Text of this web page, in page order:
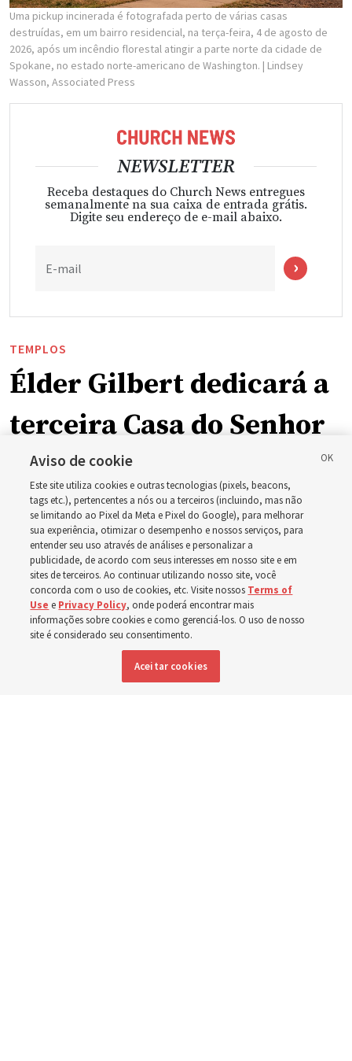
Uma pickup incinerada é fotografada perto de várias casas
destruídas, em um bairro residencial, na terça-feira, 4 de agosto de
2026, após um incêndio florestal atingir a parte norte da cidade de
Spokane, no estado norte-americano de Washington. | Lindsey
Wasson, Associated Press
NEWSLETTER
Receba destaques do Church News entregues
semanalmente na sua caixa de entrada grátis.
Digite seu endereço de e-mail abaixo.
E-mail
TEMPLOS
Élder Gilbert dedicará a
terceira Casa do Senhor
em Wyoming
A dedicação do Templo Cody Wyoming em outubro será
a primeira realizada por Élder Clark G. Gilbert
7 agosto 2026, 2:40 p.m. MDT Compartilhar
Aviso de cookie
Este site utiliza cookies e outras tecnologias (pixels, beacons,
tags etc.), pertencentes a nós ou a terceiros (incluindo, mas não
se limitando ao Pixel da Meta e Pixel do Google), para melhorar
sua experiência, otimizar o desempenho e nossos serviços, para
entender seu uso através de análises e personalizar a
publicidade, de acordo com seus interesses em nosso site e em
sites de terceiros. Ao continuar utilizando nosso site, você
concorda com o uso de cookies, etc. Visite nossos Terms of
Use e Privacy Policy, onde poderá encontrar mais
informações sobre cookies e como gerenciá-los. O uso de nosso
site é considerado seu consentimento.
Aceitar cookies